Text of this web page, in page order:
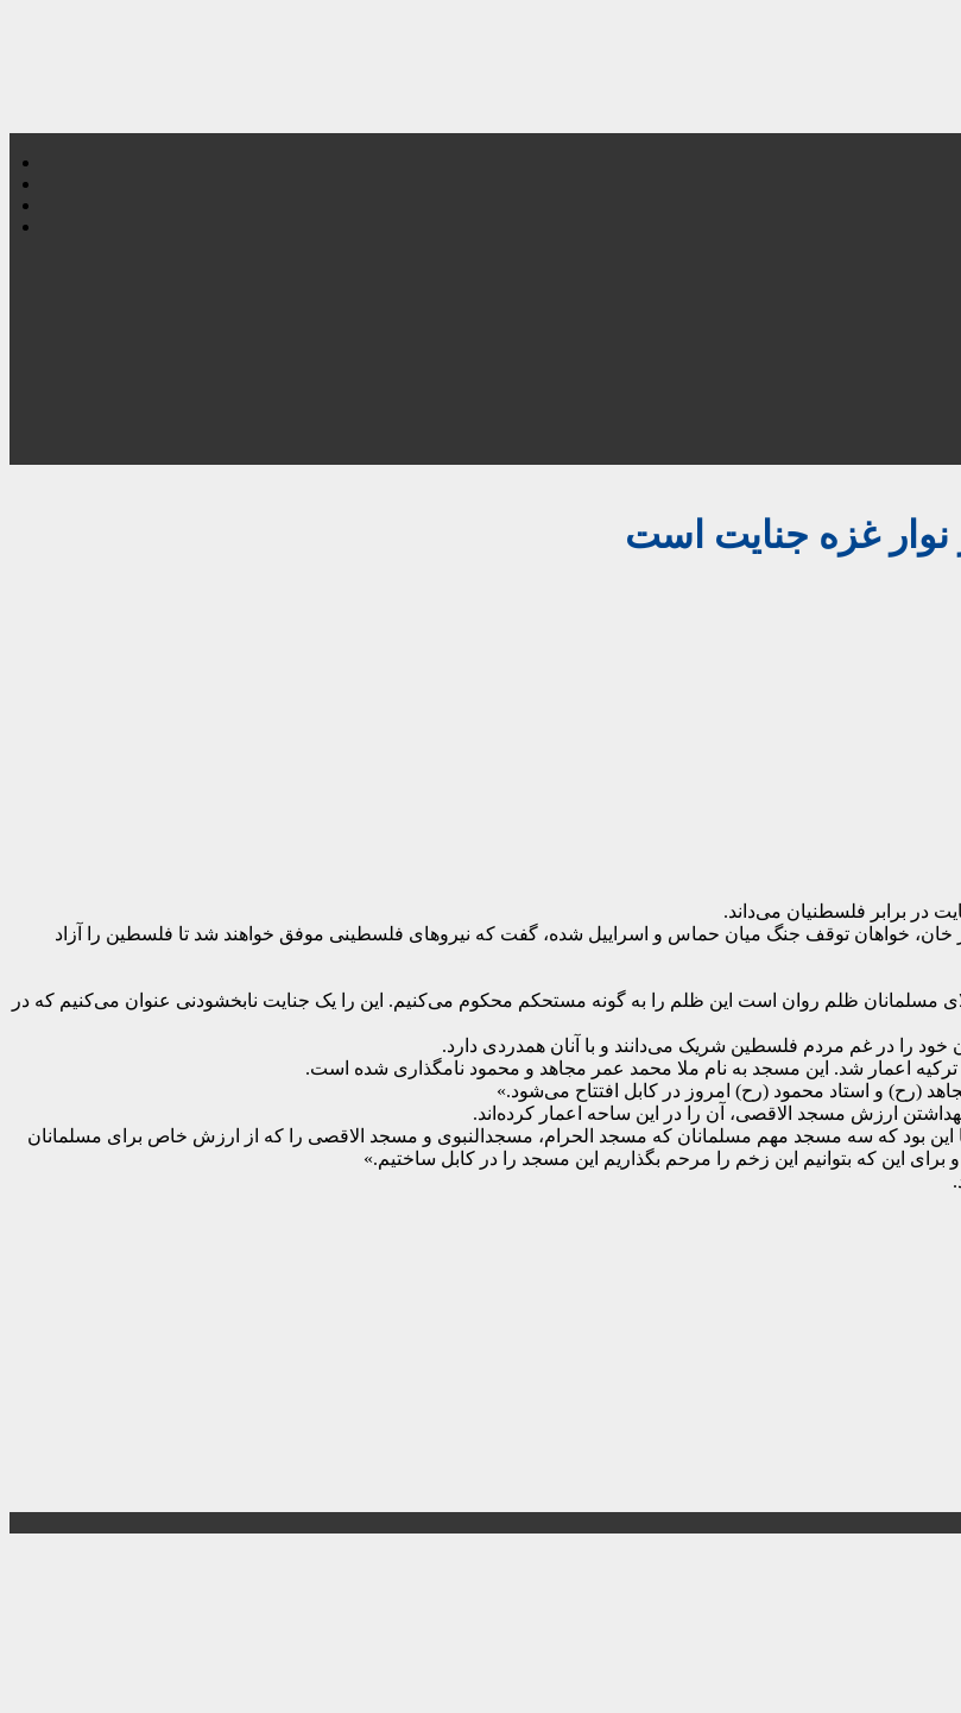
نوار غزه جنایت است
در برابر فلسطنیان می‌داند.
خواهان توقف جنگ میان حماس و اسراییل شده، گفت که نیروهای فلسطینی موفق خواهند شد تا فلسطین را آزاد
مسلمانان ظلم روان است این ظلم را به گونه مستحکم محکوم می‌کنیم. این را یک جنایت نابخشودنی عنوان می‌کنیم که در
را در غم مردم فلسطین شریک می‌دانند و با آنان همدردی دارد.
اعمار شد. این مسجد به نام ملا محمد عمر مجاهد و محمود نامگذاری شده است.
(رح) و استاد محمود (رح) امروز در کابل افتتاح می‌شود.»
ارزش مسجد الاقصی، آن را در این ساحه اعمار کرده‌اند.
بود که سه مسجد مهم مسلمانان که مسجد الحرام، مسجدالنبوی و مسجد الاقصی را که از ارزش خاص برای مسلمانان
این که بتوانیم این زخم را مرحم بگذاریم این مسجد را در کابل ساختیم.»